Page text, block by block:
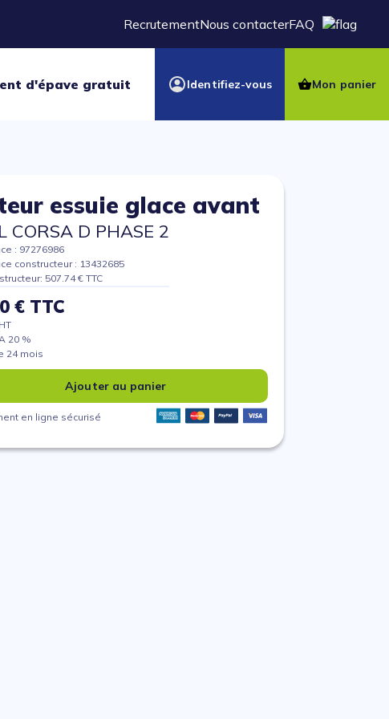
RecrutementNous contacterFAQ
d'épave gratuit Identifiez-vous Mon panier
essuie glace avant
CORSA D PHASE 2
: 97276986
constructeur : 13432685
507.74 € TTC
€ TTC
20 %
24 mois
Ajouter au panier
en ligne sécurisé